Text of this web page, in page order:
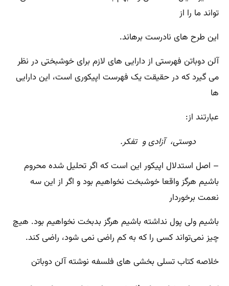
‌تواند ما را از
این طرح‌ های نادرست برهاند.
آلن دوباتن فهرستی از دارایی ‌های لازم برای خوشبختی در نظر
می ‌گیرد که در حقیقت یک فهرست اپیکوری است‌، این دارایی
‌ها
عبارتند از:
دوستی‌، آزادی و تفکر.
– اصل استدلال اپیکور این است که اگر تحلیل شده محروم
باشیم هرگز واقعا خوشبخت نخواهیم بود و اگر از این سه
نعمت برخوردار
باشیم ولی پول نداشته باشیم هرگز بدبخت نخواهیم بود. هیچ‌
چیز نمی‌تواند کسی را که به کم راضی نمی ‌شود، راضی کند.
خلاصه کتاب تسلی بخشی های فلسفه نوشته آلن دوباتن